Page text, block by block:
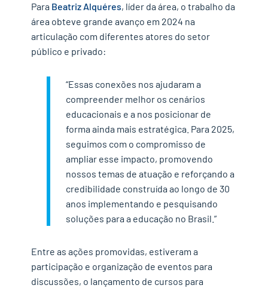
Para Beatriz Alquéres, líder da área, o trabalho da
área obteve grande avanço em 2024 na
articulação com diferentes atores do setor
público e privado:
“Essas conexões nos ajudaram a
compreender melhor os cenários
educacionais e a nos posicionar de
forma ainda mais estratégica. Para 2025,
seguimos com o compromisso de
ampliar esse impacto, promovendo
nossos temas de atuação e reforçando a
credibilidade construída ao longo de 30
anos implementando e pesquisando
soluções para a educação no Brasil.”
Entre as ações promovidas, estiveram a
participação e organização de eventos para
discussões, o lançamento de cursos para